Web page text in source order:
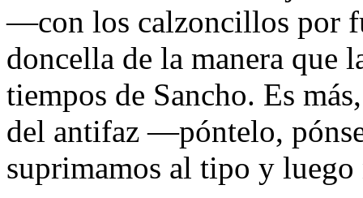
—con los calzoncillos por
doncella de la manera que
tiempos de Sancho. Es
del antifaz —póntelo,
suprimamos al tipo y luego